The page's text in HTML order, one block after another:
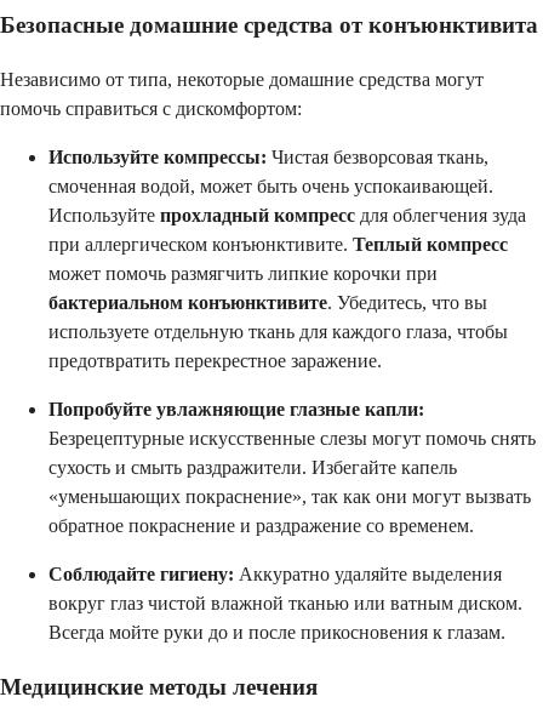
Безопасные домашние средства от конъюнктивита
Независимо от типа, некоторые домашние средства могут
помочь справиться с дискомфортом:
Используйте компрессы: Чистая безворсовая ткань,
смоченная водой, может быть очень успокаивающей.
Используйте прохладный компресс для облегчения зуда
при аллергическом конъюнктивите. Теплый компресс
может помочь размягчить липкие корочки при
бактериальном конъюнктивите. Убедитесь, что вы
используете отдельную ткань для каждого глаза, чтобы
предотвратить перекрестное заражение.
Попробуйте увлажняющие глазные капли:
Безрецептурные искусственные слезы могут помочь снять
сухость и смыть раздражители. Избегайте капель
«уменьшающих покраснение», так как они могут вызвать
обратное покраснение и раздражение со временем.
Соблюдайте гигиену: Аккуратно удаляйте выделения
вокруг глаз чистой влажной тканью или ватным диском.
Всегда мойте руки до и после прикосновения к глазам.
Медицинские методы лечения